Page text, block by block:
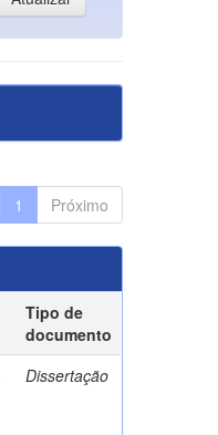
1 Próximo
Tipo de
documento
Dissertação